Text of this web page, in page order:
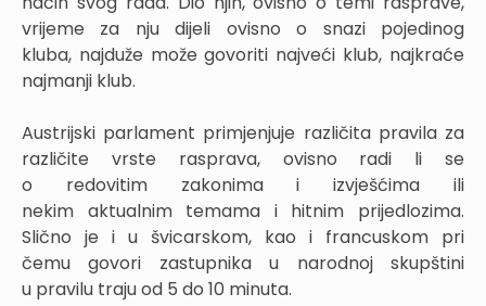
vrijeme za nju dijeli ovisno o snazi pojedinog
kluba, najduže može govoriti najveći klub, najkraće
najmanji klub.
Austrijski parlament primjenjuje različita pravila za
različite vrste rasprava, ovisno radi li se
o redovitim zakonima i izvješćima ili
nekim aktualnim temama i hitnim prijedlozima.
Slično je i u švicarskom, kao i francuskom pri
čemu govori zastupnika u narodnoj skupštini
u pravilu traju od 5 do 10 minuta.